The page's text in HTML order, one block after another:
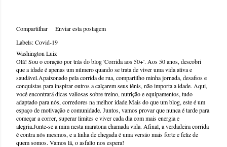
Compartilhar
Enviar esta postagem
Labels:Covid-19
Washington Luiz
Olá! Sou o coração por trás do blog 'Corrida aos 50+'. Aos 50 anos, descobri
que a idade é apenas um número quando se trata de viver uma vida ativa e
saudável.Apaixonado pela corrida de rua, compartilho minha jornada, desafios e
conquistas para inspirar outros a calçarem seus tênis, não importa a idade. Aqui,
você encontrará dicas valiosas sobre treino, nutrição e equipamentos, tudo
adaptado para nós, corredores na melhor idade.Mais do que um blog, este é um
espaço de motivação e comunidade. Juntos, vamos provar que nunca é tarde para
começar a correr, superar limites e viver cada dia com mais energia e
alegria.Junte-se a mim nesta maratona chamada vida. Afinal, a verdadeira corrida
é contra nós mesmos, e a linha de chegada é uma versão mais forte e feliz de
quem somos. Vamos lá, o asfalto nos espera!